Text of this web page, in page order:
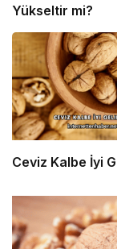
Yükseltir mi?
Ceviz Kalbe İyi